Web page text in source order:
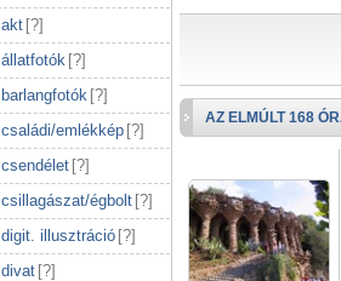
akt [?]
állatfotók [?]
barlangfotók [?]
családi/emlékkép [?]
csendélet [?]
csillagászat/égbolt [?]
digit. illusztráció [?]
divat [?]
AZ ELMÚLT 168